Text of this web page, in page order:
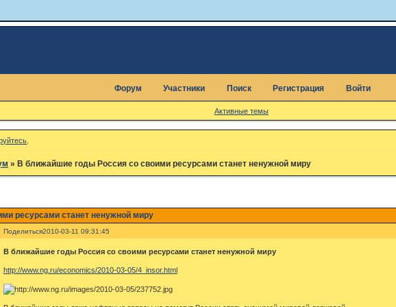
Форум Участники Поиск Регистрация Войти
Активные темы
» В ближайшие годы Россия со своими ресурсами станет ненужной миру
ресурсами станет ненужной миру
Поделиться2010-03-11 09:31:45
В ближайшие годы Россия со своими ресурсами станет ненужной миру
http://www.ng.ru/economics/2010-03-05/4_insor.html